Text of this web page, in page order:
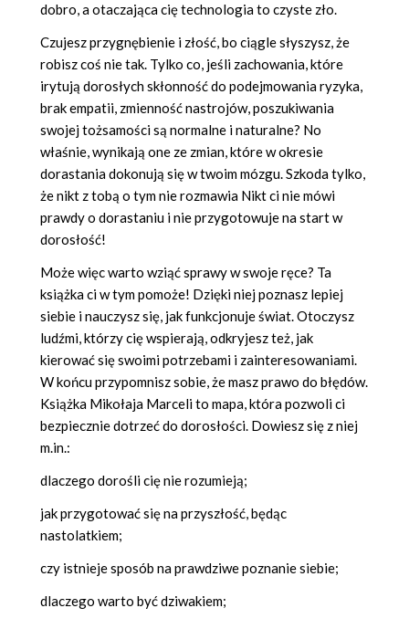
dobro, a otaczająca cię technologia to czyste zło.
Czujesz przygnębienie i złość, bo ciągle słyszysz, że
robisz coś nie tak. Tylko co, jeśli zachowania, które
irytują dorosłych skłonność do podejmowania ryzyka,
brak empatii, zmienność nastrojów, poszukiwania
swojej tożsamości są normalne i naturalne? No
właśnie, wynikają one ze zmian, które w okresie
dorastania dokonują się w twoim mózgu. Szkoda tylko,
że nikt z tobą o tym nie rozmawia Nikt ci nie mówi
prawdy o dorastaniu i nie przygotowuje na start w
dorosłość!
Może więc warto wziąć sprawy w swoje ręce? Ta
książka ci w tym pomoże! Dzięki niej poznasz lepiej
siebie i nauczysz się, jak funkcjonuje świat. Otoczysz
ludźmi, którzy cię wspierają, odkryjesz też, jak
kierować się swoimi potrzebami i zainteresowaniami.
W końcu przypomnisz sobie, że masz prawo do błędów.
Książka Mikołaja Marceli to mapa, która pozwoli ci
bezpiecznie dotrzeć do dorosłości. Dowiesz się z niej
m.in.:
dlaczego dorośli cię nie rozumieją;
jak przygotować się na przyszłość, będąc
nastolatkiem;
czy istnieje sposób na prawdziwe poznanie siebie;
dlaczego warto być dziwakiem;